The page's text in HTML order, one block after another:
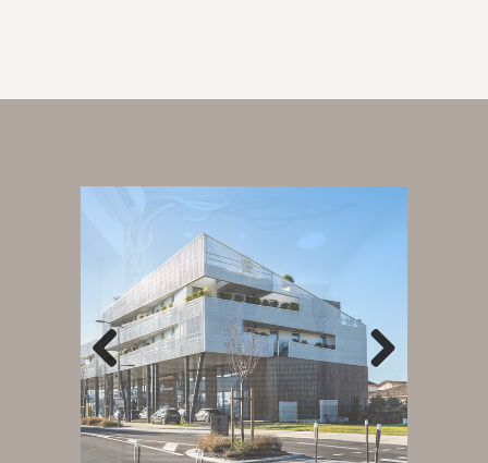
Previous Next